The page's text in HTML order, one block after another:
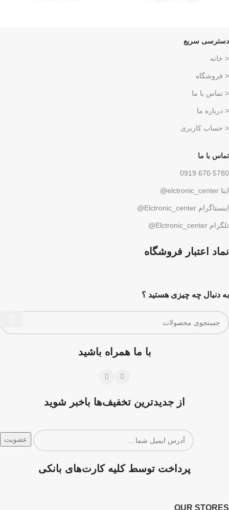
دسترسی سریع
< خانه
< فروشگاه
< تماس با ما
< درباره ما
< حساب کاربری
تماس با ما
5780 670 0919
ایتا elctronic_center@
اینستاگرام Elctronic_center@
تلگرام Elctronic_center@
نماد اعتبار فروشگاه
به دنبال چه چیزی هستید ؟
با ما همراه باشید
از جدیدترین تخفیف‌ها باخبر شوید
پرداخت توسط کلیه کارت‌های بانکی
OUR STORES